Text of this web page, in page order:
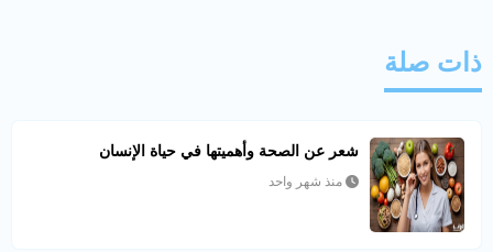
ذات صلة
شعر عن الصحة وأهميتها في حياة الإنسان
منذ شهر واحد